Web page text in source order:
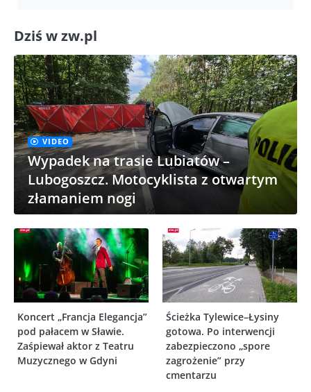
Dziś w zw.pl
VIDEO
Wypadek na trasie Lubiatów –
Lubogoszcz. Motocyklista z otwartym
złamaniem nogi
Koncert „Francja Elegancja”
pod pałacem w Sławie.
Zaśpiewał aktor z Teatru
Muzycznego w Gdyni
Ścieżka Tylewice–Łysiny
gotowa. Po interwencji
zabezpieczono „spore
zagrożenie” przy
cmentarzu